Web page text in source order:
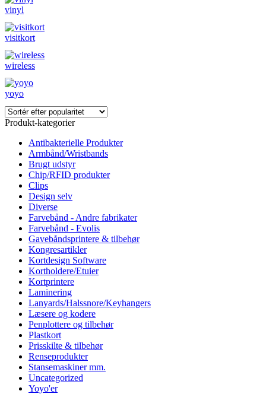
vinyl
visitkort
wireless
yoyo
Produkt-kategorier
Antibakterielle Produkter
Armbånd/Wristbands
Brugt udstyr
Chip/RFID produkter
Clips
Design selv
Diverse
Farvebånd - Andre fabrikater
Farvebånd - Evolis
Gavebåndsprintere & tilbehør
Kongresartikler
Kortdesign Software
Kortholdere/Etuier
Kortprintere
Laminering
Lanyards/Halssnore/Keyhangers
Læsere og kodere
Penplottere og tilbehør
Plastkort
Prisskilte & tilbehør
Renseprodukter
Stansemaskiner mm.
Uncategorized
Yoyo'er